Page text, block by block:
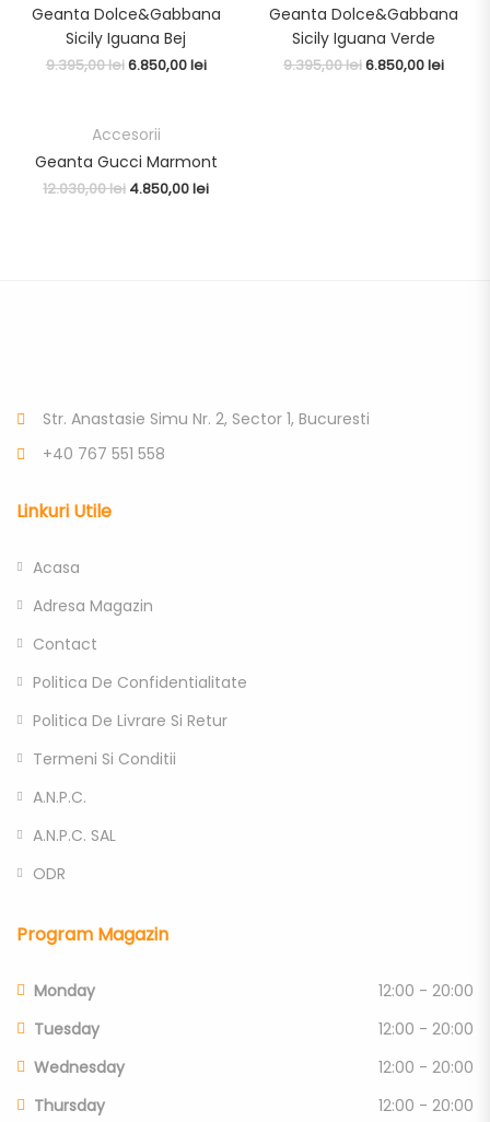
Geanta Dolce&Gabbana
Sicily Iguana Bej
9.395,00lei6.850,00lei
Geanta Dolce&Gabbana
Sicily Iguana Verde
9.395,00lei6.850,00lei
Accesorii
Geanta Gucci Marmont
12.030,00lei 4.850,00lei
Str. Anastasie Simu Nr. 2, Sector 1, Bucuresti
+40 767 551 558
Linkuri Utile
Acasa
Adresa Magazin
Contact
Politica De Confidentialitate
Politica De Livrare Si Retur
Termeni Si Conditii
A.N.P.C.
A.N.P.C. SAL
ODR
Program Magazin
Monday
12:00 - 20:00
Tuesday
12:00 - 20:00
Wednesday
12:00 - 20:00
Thursday
12:00 - 20:00